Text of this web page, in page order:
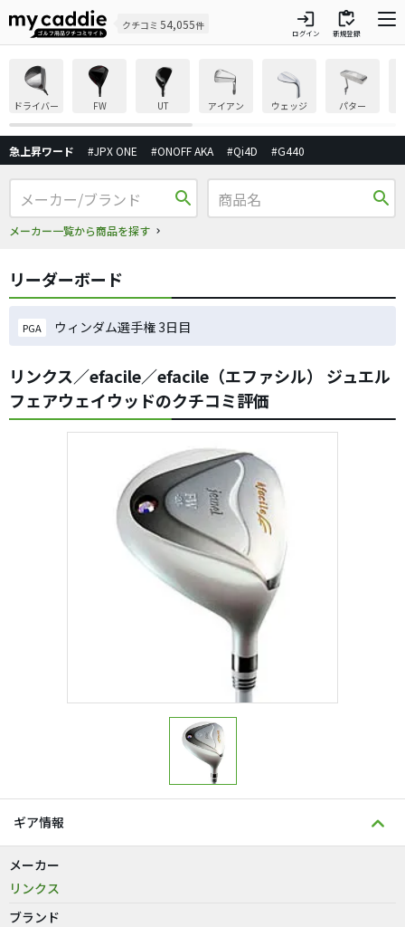
クチコミ 54,055件 login
ログイン
inventory
新規登録
ドライバー FW UT アイアン ウェッジ パター
急上昇ワード #JPX ONE #ONOFF AKA #Qi4D #G440
search
メーカー一覧から商品を探す
search
リーダーボード
PGA ウィンダム選手権 3日目
リンクス／efacile／efacile（エファシル） ジュエル
フェアウェイウッドのクチコミ評価
ギア情報
メーカー
リンクス
ブランド